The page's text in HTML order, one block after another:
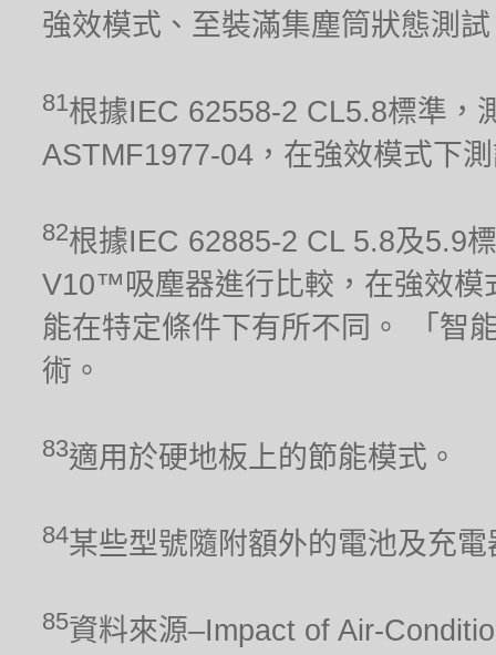
強效模式、至裝滿集塵筒狀態測
81根據IEC 62558-2 CL5.8標準，
ASTMF1977-04，在強效模式下
82根據IEC 62885-2 CL 5.8及5.9
V10™吸塵器進行比較，在強效模
能在特定條件下有所不同。 「智
術。
83適用於硬地板上的節能模式。
84某些型號隨附額外的電池及充
85資料來源–Impact of Air-